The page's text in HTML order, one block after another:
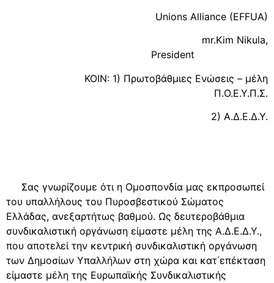
Unions Alliance (EFFUA)
mr.Kim Nikula,
President
ΚΟΙΝ: 1) Πρωτοβάθμιες Ενώσεις – μέλη
Π.Ο.Ε.Υ.Π.Σ.
2) Α.Δ.Ε.Δ.Υ.
Σας γνωρίζουμε ότι η Ομοσπονδία μας εκπροσωπεί
του υπαλλήλους του Πυροσβεστικού Σώματος
Ελλάδας, ανεξαρτήτως βαθμού. Ως δευτεροβάθμια
συνδικαλιστική οργάνωση είμαστε μέλη της Α.Δ.Ε.Δ.Υ.,
που αποτελεί την κεντρική συνδικαλιστική οργάνωση
των Δημοσίων Υπαλλήλων στη χώρα και κατ΄επέκταση
είμαστε μέλη της Ευρωπαϊκής Συνδικαλιστικής